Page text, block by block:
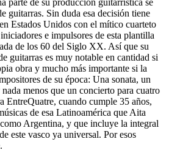
guitarras. Sin duda esa decisión tiene
Estados Unidos con el mítico cuarteto
e impulsores de esta plantilla
de los 60 del Siglo XX. Así que su
guitarras es muy notable en cantidad si
obra y mucho más importante si la
de su época: Una sonata, un
menos que un concierto para cuatro
EntreQuatre, cuando cumple 35 años,
de esa Latinoamérica que Aita
Argentina, y que incluye la integral
este vasco ya universal. Por esos